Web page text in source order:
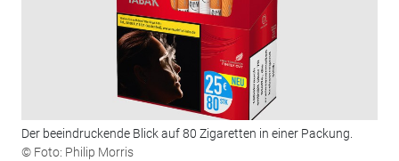
Der beeindruckende Blick auf 80 Zigaretten in einer Packung.
© Foto: Philip Morris